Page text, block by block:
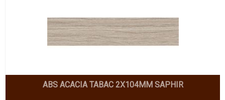
ABS ACACIA TABAC 2X104MM SAPHIR